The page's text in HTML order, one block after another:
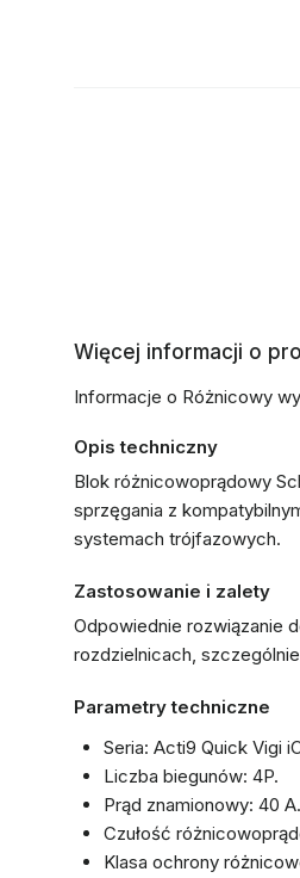
Więcej informacji o
Informacje o Różnicowy
Opis techniczny
Blok różnicowoprądowy
sprzęgania z
systemach trójfazowych.
Zastosowanie i zalety
Odpowiednie rozwiązanie
rozdzielnicach,
Parametry techniczne
Seria: Acti9 Quick Vigi
Liczba biegunów: 4P.
Prąd znamionowy: 40 A.
Czułość
Klasa ochrony